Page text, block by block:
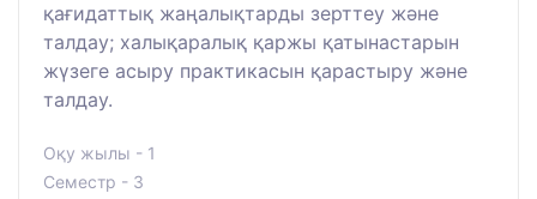
қағидаттық жаңалықтарды зерттеу және
талдау; халықаралық қаржы қатынастарын
жүзеге асыру практикасын қарастыру және
талдау.
Оқу жылы - 1
Семестр - 3